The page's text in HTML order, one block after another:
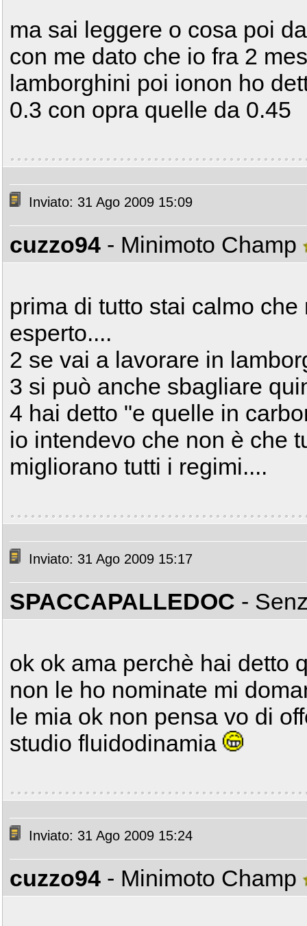
ma sai leggere o cosa poi
con me dato che io fra 2
lamborghini poi ionon ho
0.3 con opra quelle da 0.45
Inviato: 31 Ago 2009 15:09
cuzzo94 - Minimoto Champ
prima di tutto stai calmo
esperto....
2 se vai a lavorare in
3 si può anche sbagliare
4 hai detto "e quelle in
io intendevo che non è che
migliorano tutti i regimi....
Inviato: 31 Ago 2009 15:17
SPACCAPALLEDOC -
ok ok ama perchè hai detto
non le ho nominate mi
le mia ok non pensa vo di
studio fluidodinamia
Inviato: 31 Ago 2009 15:24
cuzzo94 - Minimoto Champ